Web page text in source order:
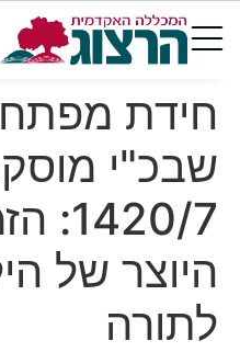
חידת
שבכ"י
היוצר של
לתורה